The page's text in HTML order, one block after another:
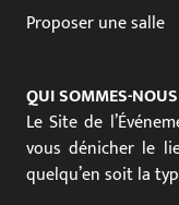
Proposer une salle
QUI SOMMES-
Le Site de
vous dénicher le
quelqu’en soit la